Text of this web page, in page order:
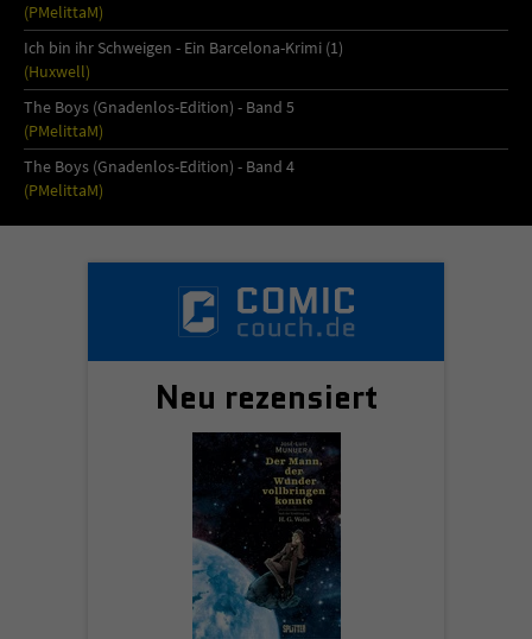
(PMelittaM)
Ich bin ihr Schweigen - Ein Barcelona-Krimi (1)
(Huxwell)
The Boys (Gnadenlos-Edition) - Band 5
(PMelittaM)
The Boys (Gnadenlos-Edition) - Band 4
(PMelittaM)
Neu rezensiert